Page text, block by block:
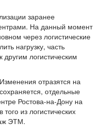
заранее
На данный момент
через логистические
нагрузку, часть
другим логистическим
отразятся на
отдельные
Ростова-на-Дону на
из логистических
ЭТМ.